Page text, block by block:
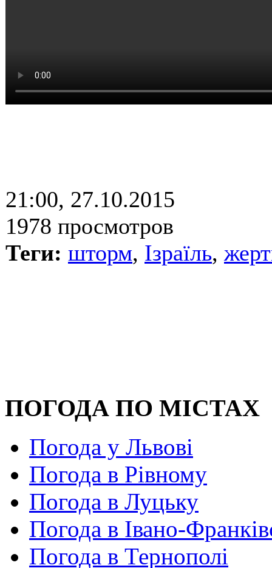
21:00, 27.10.2015
1978 просмотров
Теги: шторм, Ізраїль,
ПОГОДА ПО МІСТАХ
Погода у Львові
Погода в Рівному
Погода в Луцьку
Погода в Івано-
Погода в Тернополі